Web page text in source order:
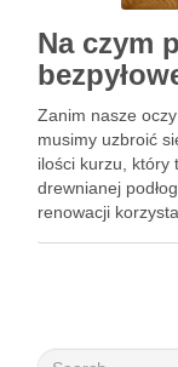
Na czym
Zanim nasze
musimy uzbroić
ilości kurzu, który
drewnianej
renowacji